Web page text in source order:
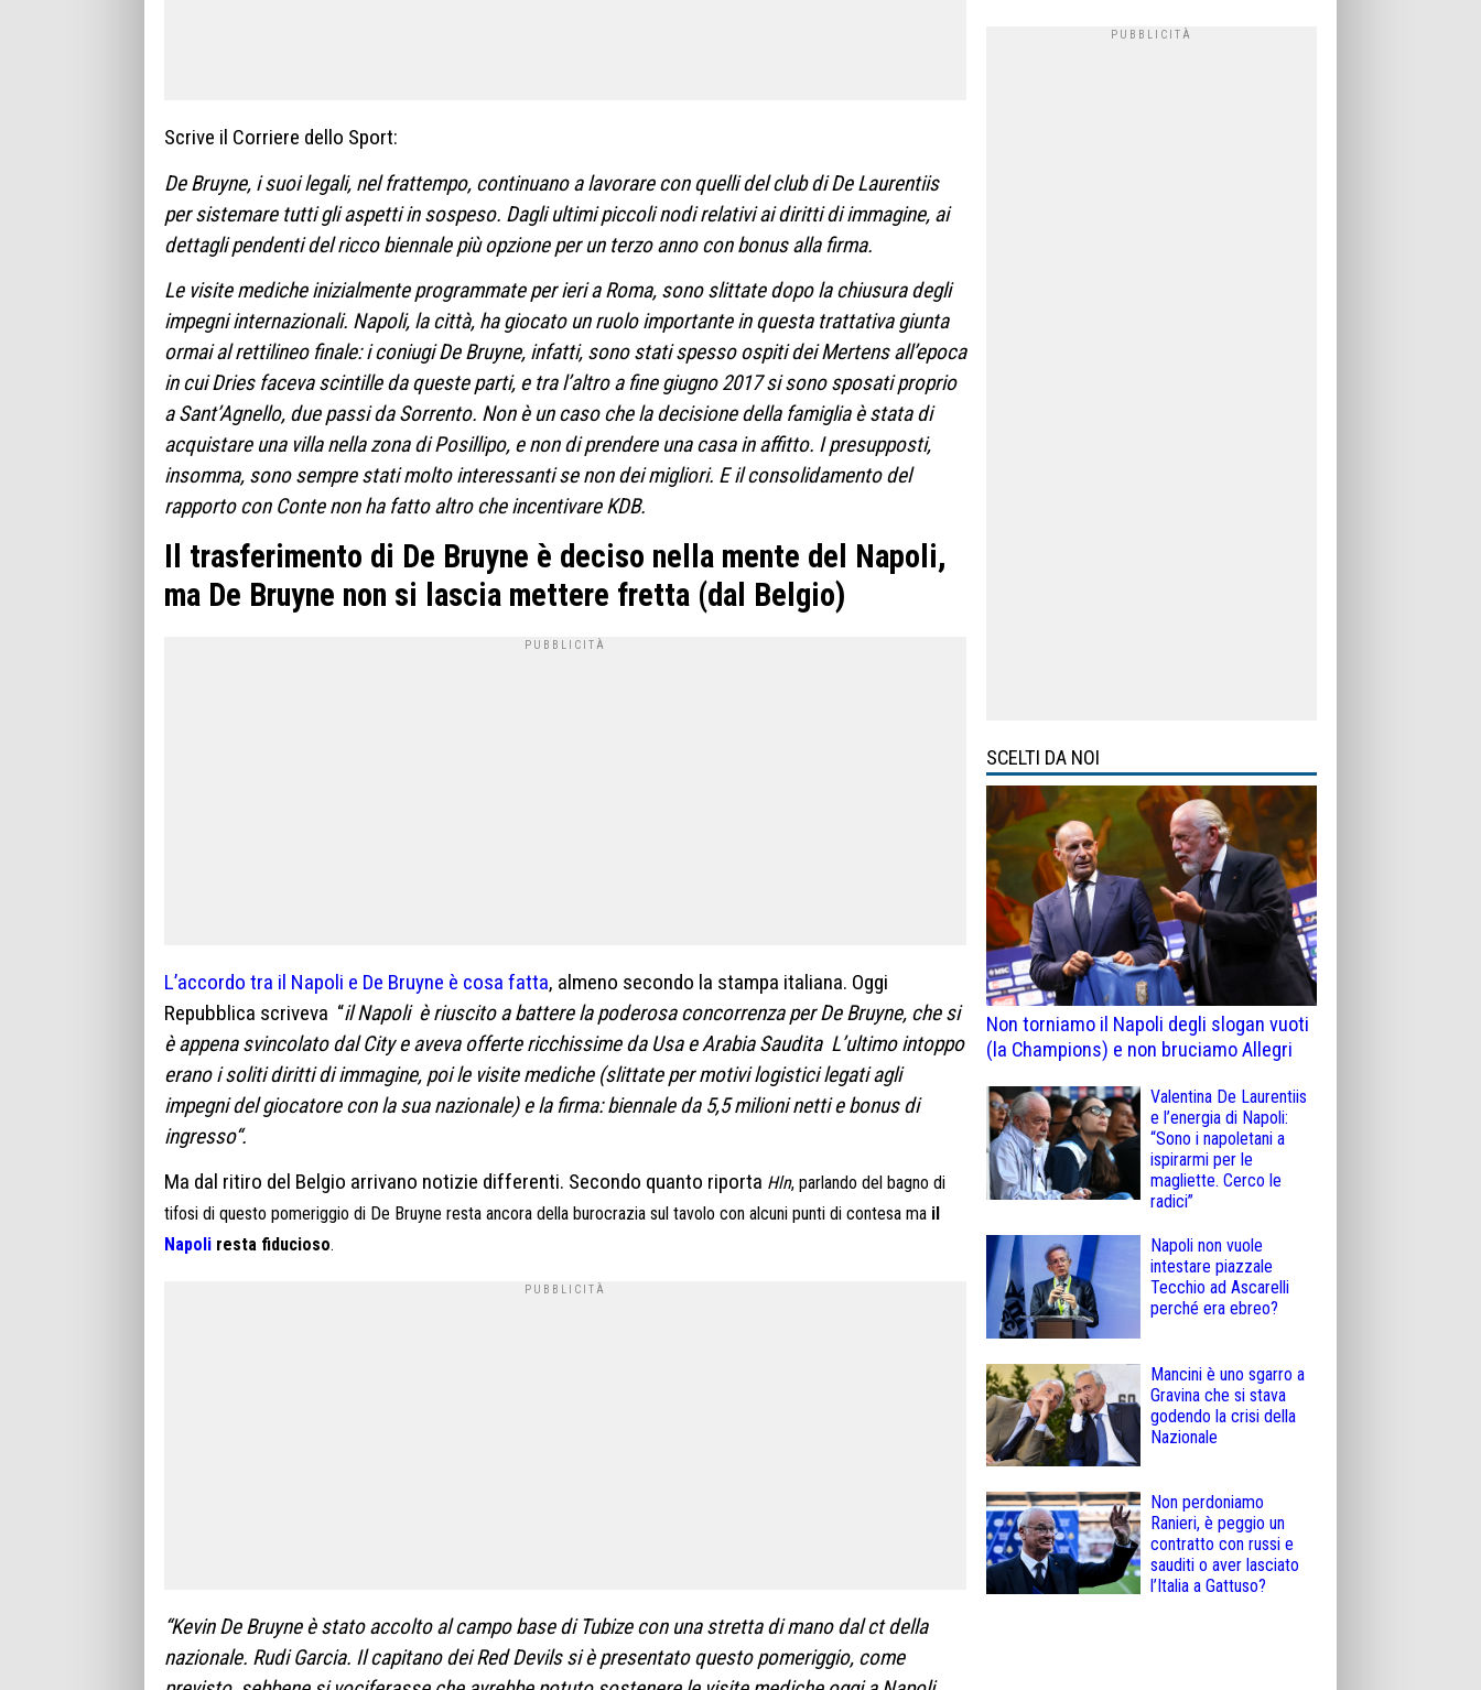
Scrive il Corriere dello Sport:
De Bruyne, i suoi legali, nel frattempo, continuano a lavorare con quelli del club di De Laurentiis
per sistemare tutti gli aspetti in sospeso. Dagli ultimi piccoli nodi relativi ai diritti di immagine, ai
dettagli pendenti del ricco biennale più opzione per un terzo anno con bonus alla firma.
Le visite mediche inizialmente programmate per ieri a Roma, sono slittate dopo la chiusura degli
impegni internazionali. Napoli, la città, ha giocato un ruolo importante in questa trattativa giunta
ormai al rettilineo finale: i coniugi De Bruyne, infatti, sono stati spesso ospiti dei Mertens all’epoca
in cui Dries faceva scintille da queste parti, e tra l’altro a fine giugno 2017 si sono sposati proprio
a Sant’Agnello, due passi da Sorrento. Non è un caso che la decisione della famiglia è stata di
acquistare una villa nella zona di Posillipo, e non di prendere una casa in affitto. I presupposti,
insomma, sono sempre stati molto interessanti se non dei migliori. E il consolidamento del
rapporto con Conte non ha fatto altro che incentivare KDB.
Il trasferimento di De Bruyne è deciso nella mente del Napoli,
ma De Bruyne non si lascia mettere fretta (dal Belgio)
L’accordo tra il Napoli e De Bruyne è cosa fatta, almeno secondo la stampa italiana. Oggi
Repubblica scriveva “il Napoli è riuscito a battere la poderosa concorrenza per De Bruyne, che si
è appena svincolato dal City e aveva offerte ricchissime da Usa e Arabia Saudita L’ultimo intoppo
erano i soliti diritti di immagine, poi le visite mediche (slittate per motivi logistici legati agli
impegni del giocatore con la sua nazionale) e la firma: biennale da 5,5 milioni netti e bonus di
ingresso“.
Ma dal ritiro del Belgio arrivano notizie differenti. Secondo quanto riporta Hln, parlando del bagno di
tifosi di questo pomeriggio di De Bruyne resta ancora della burocrazia sul tavolo con alcuni punti di contesa ma il
Napoli resta fiducioso.
“Kevin De Bruyne è stato accolto al campo base di Tubize con una stretta di mano dal ct della
nazionale. Rudi Garcia. Il capitano dei Red Devils si è presentato questo pomeriggio, come
SCELTI DA NOI
Non torniamo il Napoli degli slogan vuoti
(la Champions) e non bruciamo Allegri
Valentina De Laurentiis
e l’energia di Napoli:
“Sono i napoletani a
ispirarmi per le
magliette. Cerco le
radici”
Napoli non vuole
intestare piazzale
Tecchio ad Ascarelli
perché era ebreo?
Mancini è uno sgarro a
Gravina che si stava
godendo la crisi della
Nazionale
Non perdoniamo
Ranieri, è peggio un
contratto con russi e
sauditi o aver lasciato
l’Italia a Gattuso?